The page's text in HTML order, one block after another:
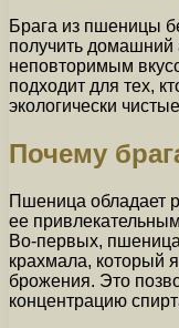
Брага из пшеницы
получить домашний
неповторимым
подходит для тех,
экологически
Почему
Пшеница обладает
ее
Во-первых,
крахмала, который
брожения. Это
концентрацию